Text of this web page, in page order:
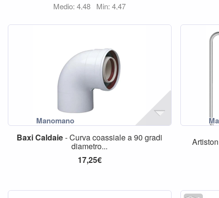
Medio: 4,48 Min: 4,47
BaxiCaldaie- Curva coassiale a 90 gradi
diametro...
17,25€